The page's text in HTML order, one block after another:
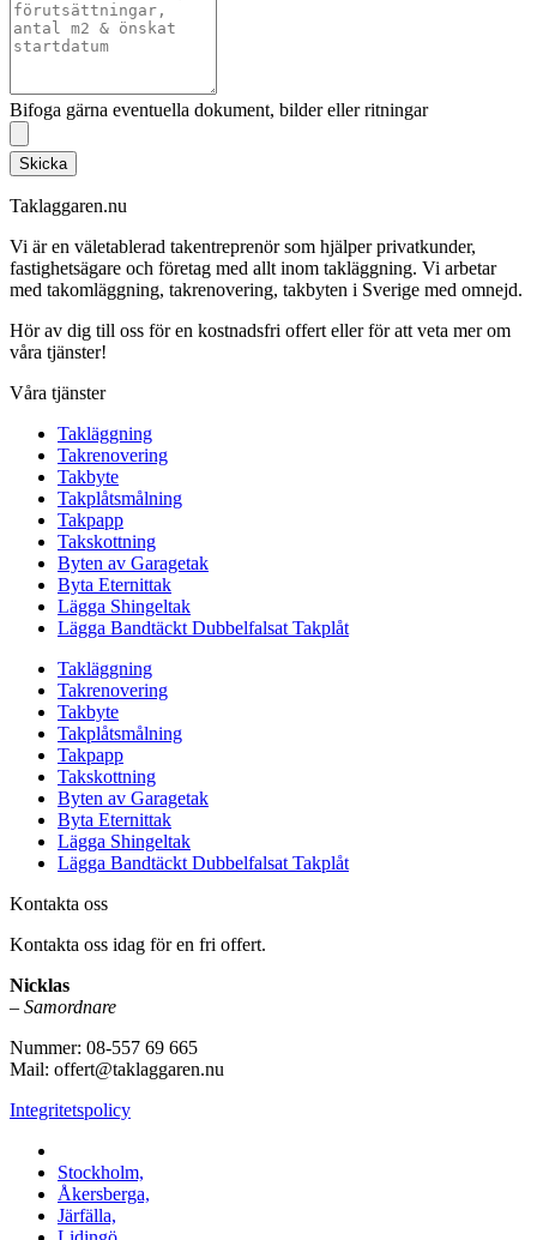
Bifoga gärna eventuella dokument, bilder eller ritningar
Skicka
Taklaggaren.nu
Vi är en väletablerad takentreprenör som hjälper privatkunder,
fastighetsägare och företag med allt inom takläggning. Vi arbetar
med takomläggning, takrenovering, takbyten i Sverige med omnejd.
Hör av dig till oss för en kostnadsfri offert eller för att veta mer om
våra tjänster!
Våra tjänster
Takläggning
Takrenovering
Takbyte
Takplåtsmålning
Takpapp
Takskottning
Byten av Garagetak
Byta Eternittak
Lägga Shingeltak
Lägga Bandtäckt Dubbelfalsat Takplåt
Takläggning
Takrenovering
Takbyte
Takplåtsmålning
Takpapp
Takskottning
Byten av Garagetak
Byta Eternittak
Lägga Shingeltak
Lägga Bandtäckt Dubbelfalsat Takplåt
Kontakta oss
Kontakta oss idag för en fri offert.
Nicklas
– Samordnare
Nummer: 08-557 69 665
Mail: offert@taklaggaren.nu
Integritetspolicy
Stockholm,
Åkersberga,
Järfälla,